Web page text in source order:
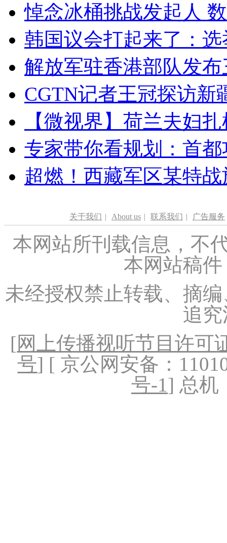
悼念冰桶挑战发起人
韩国议会打起来了：
解放军驻香港部队发
CGTN记者王冠探访新
【微视界】荷兰夫妇
专家带你看规划：首
超燃！西藏军区某特
关于我们 | About us | 联系我们 | 广告服务
本网站所刊载信息，不
本网站稿
未经授权禁止转载、摘
追
[网上传播视听节目许可
号] [ 京公网安备：
号-1] 总机